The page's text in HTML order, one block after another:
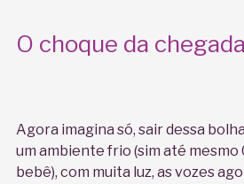
O choque da chegada
Agora imagina só, sair dessa
um ambiente frio (sim até mesmo
bebê), com muita luz, as vozes